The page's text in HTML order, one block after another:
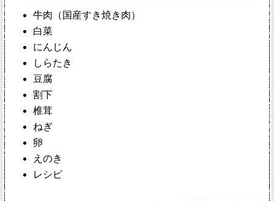
牛肉（国産すき焼き肉）
白菜
にんじん
しらたき
豆腐
割下
椎茸
ねぎ
卵
えのき
レシピ